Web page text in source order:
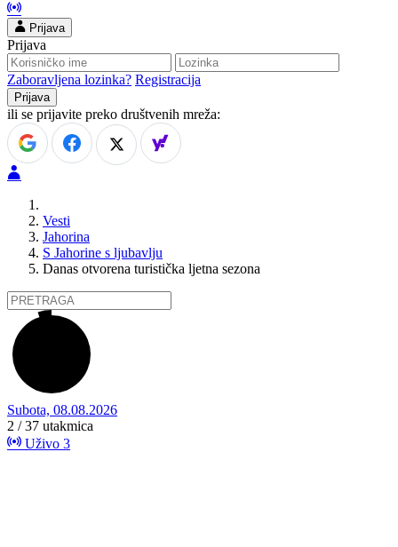
Prijava
Prijava
Zaboravljena lozinka? Registracija
ili se prijavite preko društvenih mreža:
Vesti
Jahorina
S Jahorine s ljubavlju
Danas otvorena turistička ljetna sezona
Subota, 08.08.2026
2 / 37 utakmica
Uživo 3